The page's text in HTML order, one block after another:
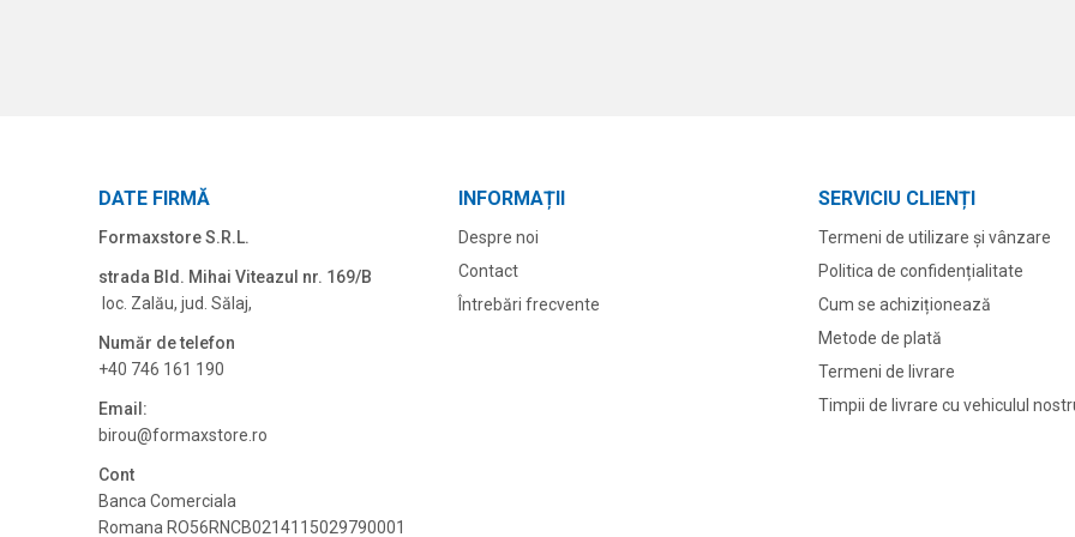
DATE FIRMĂ
Formaxstore S.R.L.
strada Bld. Mihai Viteazul nr. 169/B
loc. Zalău, jud. Sălaj,
Număr de telefon
+40 746 161 190
Email:
birou@formaxstore. ro
Cont
Banca Comerciala
Romana RO56RNCB0214115029790001
INFORMAȚII
Despre noi
Contact
Întrebări frecvente
SERVICIU CLIENȚI
Termeni de utilizare și vânzare
Politica de confidențialitate
Cum se achiziționează
Metode de plată
Termeni de livrare
Timpii de livrare cu vehiculul